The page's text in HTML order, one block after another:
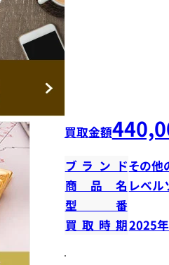
買取金額
ブランドその他
商品名 レベル
型番
買取時期2025